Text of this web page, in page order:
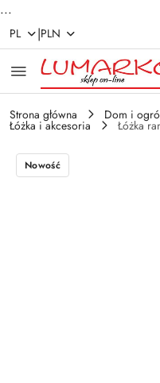
...
Przejdź do treści
Przejdź do
Przejdź do moje
Przejdź do menu
Przejdź do opisu
Przejdź do stopki
PL |PLN
Strona główna Dom i
Łóżka i akcesoria Łóżka
Nowość